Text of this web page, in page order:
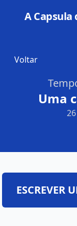
A Capsula
Voltar
Uma
ESCREVER